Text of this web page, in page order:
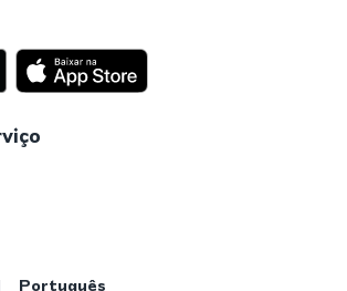
Português